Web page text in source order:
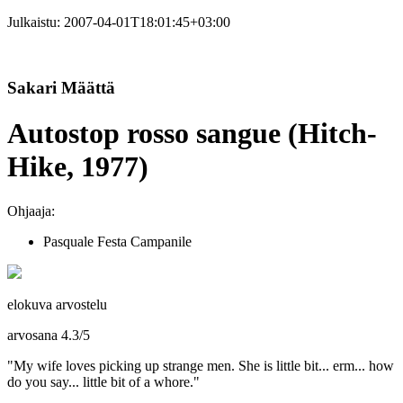
Julkaistu: 2007-04-01T18:01:45+03:00
Sakari Määttä
Autostop rosso sangue (Hitch-
Hike, 1977)
Ohjaaja:
Pasquale Festa Campanile
elokuva arvostelu
arvosana 4.3/5
"My wife loves picking up strange men. She is little bit... erm... how
do you say... little bit of a whore."